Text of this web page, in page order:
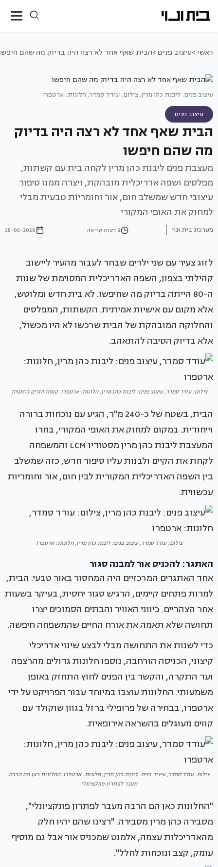
ראשי >עיצוב פנים >הבית שאף אחד לא רצה היה בדיוק מה שהם
עיצוב פנים: ליבנת כהן מרין, צילום: עודד סמדר, חלונות: ארטפרו
עיצוב פנים
הבית שאף אחד לא רצה היה בדיוק
מה שהם חיפשו
מעצבת פנים ליבנת כהן מרין לקחה בית עם קשתות,
מפלסים ושפה אדריכלית מובהקת, ויצרה ממנו סיפור
עיצובי חדש שמשלב חום, אור וחומריות טבעית מבלי
למחוק את האופי המקורי
מערכת בית ונוי 8 דקות קריאה 25-05-2026
לזוג צעיר עם שני ילדים שבחר לעבור מהעיר ליישוב
קהילתי בצפון, השפה האדריכלית המסוימת של שנות
ה-80 הייתה בדיוק מה שחיפשו. לא בית חדש ומלוטש,
אלא מקום עם אישיות אמיתית. הקשתות, המפלסים
והחלוקה המובהקת של הבית שרכשו לא היו מכשול,
אלא בדיוק הסיבה להתאהב.
צילום: עודד סמדר, עיצוב פנים: ליבנת כהן מרין, חלונות: ארטפרו. קומת הורים דרמטית
הבית, בשטח של כ-240 מ"ר, הגיע עם נוכחות ברורה
וייחודית. במקום למחוק את האופי המקורי, בחרו
המעצבת ליבנת כהן מרין מסטודיו LCM והמשפחה
לקחת את הקיים ולבנות עליו סיפור חדש, כזה שמשלב
בין השפה האדריכלית המקורית לבין חום, אור וחומריות
עכשווית.
צילום: עודד סמדר, עיצוב פנים: ליבנת כהן מרין, חלונות: ארטפרו
האתגר: להכניס אור למבנה סגור
אחד האתגרים המרכזיים היה המחסור באור טבעי. הבית,
למרות פתחים קיימים, הרגיש סגור יחסית, בעיקר בשעות
אחר הצהריים. כיווני האוויר והבתים הסמוכים יצרו
תחושה שלא תאמה את אורח החיים שהמשפחה חיפשה.
כדי לשנות את התחושה מבלי לבצע שינוי אדריכלי
קיצוני, הכניסה הורחבה, נוספו חלונות גדולים מהרצפה
ועד התקרה, והקשר בין הפנים לחוץ התחזק באופן
משמעותי. החלונות עוצבו במיוחד עבור הפרויקט על ידי
ארטפרו, בבחירה של פרופילי ברזל בגוון שוקולד עם
קווים מעוגלים בהשראה אירופאית.
צילום: עודד סמדר, עיצוב פנים: ליבנת כהן מרין, חלונות: ארטפרו. החלונות כאן הם הרבה
מעבר לפתרון פונקציונלי
"החלונות כאן הם הרבה מעבר לפתרון פונקציונלי",
מסבירה כהן מרין מסבירה. "רצינו שהם יהיו חלק
מהאדריכלות עצמה, אלמנט שמכניס אור אבל גם מוסיף
עומק, קצב ונוכחות לחלל".